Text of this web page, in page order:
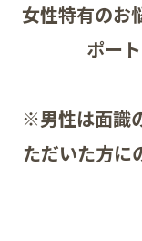
女性特有のお
ポー
※男性は面識
ただいた方に